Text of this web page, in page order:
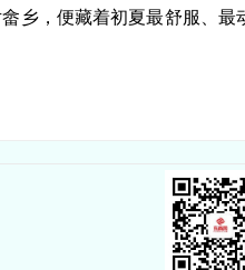
乡，便藏着初夏最舒服、最